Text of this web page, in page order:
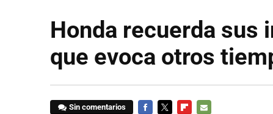
Honda recuerda sus
que evoca otros
Sin comentarios